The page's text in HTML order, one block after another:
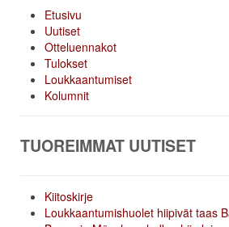
Etusivu
Uutiset
Otteluennakot
Tulokset
Loukkaantumiset
Kolumnit
TUOREIMMAT UUTISET
Kiitoskirje
Loukkaantumishuolet hiipivät taas